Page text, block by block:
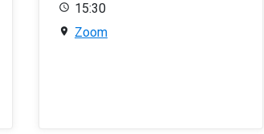
15:30
Zoom